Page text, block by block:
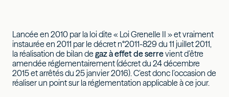
Lancée en 2010 par la loi dite « Loi Grenelle II » et vraiment
instaurée en 2011 par le décret n°2011-829 du 11 juillet 2011,
la réalisation de bilan de gaz à effet de serrevient d’être
amendée réglementairement (décret du 24 décembre
2015 et arrêtés du 25 janvier 2016). C’est donc l’occasion de
réaliser un point sur la réglementation applicable à ce jour.